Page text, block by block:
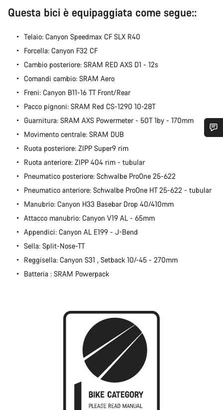
Questa bici è equipaggiata come segue::
Telaio: Canyon Speedmax CF SLX R40
Forcella: Canyon F32 CF
Cambio posteriore: SRAM RED AXS D1 - 12s
Comandi cambio: SRAM Aero
Freni: Canyon B11-16 TT Front/Rear
Pacco pignoni: SRAM Red CS-1290 10-28T
Guarnitura: SRAM AXS Powermeter - 50T 1by - 170mm
Movimento centrale: SRAM DUB
Ruota posteriore: ZIPP Super9 rim
Ruota anteriore: ZIPP 404 rim - tubular
Pneumatico posteriore: Schwalbe ProOne 25-622
Pneumatico anteriore: Schwalbe ProOne HT 25-622 - tubular
Manubrio: Canyon H33 Basebar Drop 40/410mm
Attacco manubrio: Canyon V19 AL - 65mm
Appendici: Canyon AL E199 - J-Bend
Sella: Split-Nose-TT
Reggisella: Canyon S31 , Setback 10/-45 - 270mm
Batteria : SRAM Powerpack
Ti serve aiuto?
I nostri consulenti esperti sono a tua disposizione.
Avvia Chat
Chiudi